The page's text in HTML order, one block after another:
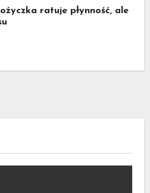
ratuje płynność, ale